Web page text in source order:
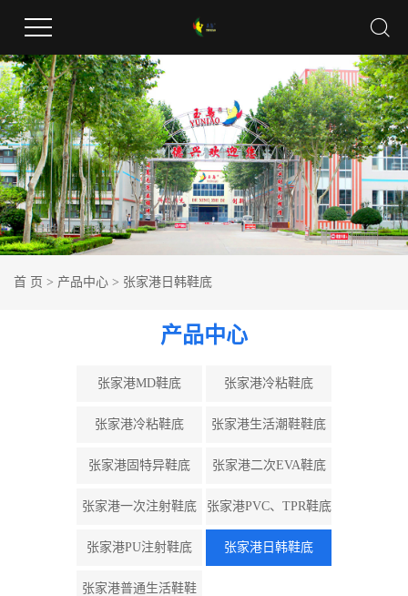
首 页 > 产品中心 > 张家港日韩鞋底
产品中心
张家港MD鞋底 张家港冷粘鞋底
张家港冷粘鞋底 张家港生活潮鞋鞋底
张家港固特异鞋底 张家港二次EVA鞋底
张家港一次注射鞋底 张家港PVC、TPR鞋底
张家港PU注射鞋底 张家港日韩鞋底
张家港普通生活鞋鞋